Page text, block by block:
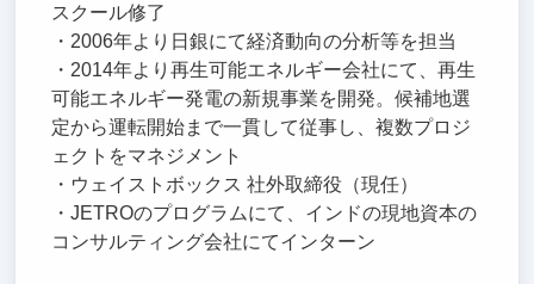
スクール修了
・2006年より日銀にて経済動向の分析等を担当
・2014年より再生可能エネルギー会社にて、再生
可能エネルギー発電の新規事業を開発。候補地選
定から運転開始まで一貫して従事し、複数プロジ
ェクトをマネジメント
・ウェイストボックス 社外取締役（現任）
・JETROのプログラムにて、インドの現地資本の
コンサルティング会社にてインターン